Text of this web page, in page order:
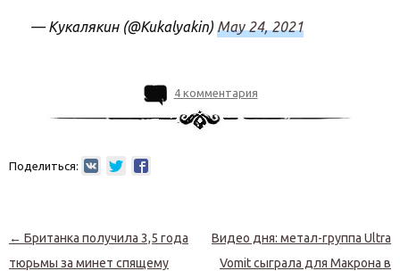
— Кукалякин (@Kukalyakin) May 24, 2021
4 комментария
Поделиться:
Навигация по записям
← Британка получила 3,5 года
тюрьмы за минет спящему
Видео дня: метал-группа Ultra
Vomit сыграла для Макрона в